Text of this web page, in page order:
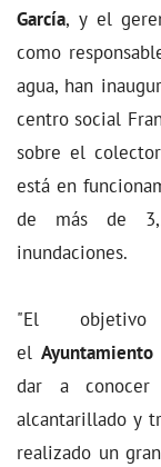
García, y el
como
agua, han
centro social
sobre el
está en
de más de
inundaciones.
"El objetivo
el Ayuntamiento
dar a
alcantarillado y
realizado un